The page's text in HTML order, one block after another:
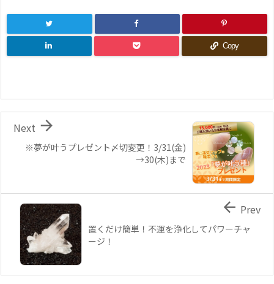
Copy
※夢が叶うプレゼント〆切変更！3/31(金)
→30(木)まで

Next
置くだけ簡単！不運を浄化してパワーチャ
ージ！
 Prev